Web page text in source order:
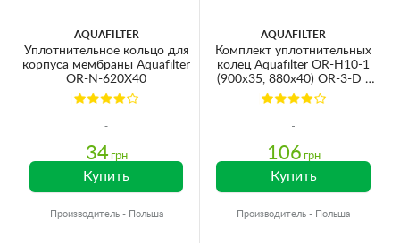
AQUAFILTER
Уплотнительное кольцо для
корпуса мембраны Aquafilter
OR-N-620X40
34 грн
Купить
Производитель - Польша
AQUAFILTER
Комплект уплотнительных
колец Aquafilter OR-H10-1
(900x35, 880x40) OR-3-D /
OR-3-S
106 грн
Купить
Производитель - Польша